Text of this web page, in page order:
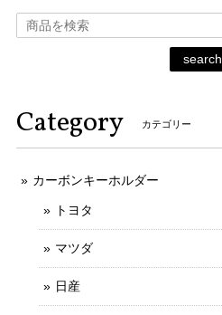
search
Category カテゴリー
カーボンキーホルダー
トヨタ
マツダ
日産